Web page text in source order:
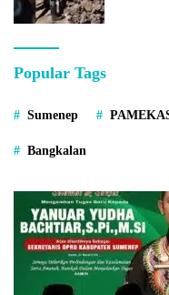
Popular Tags
Sumenep
Bangkalan